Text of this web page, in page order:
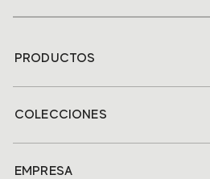
PRODUCTOS
COLECCIONES
EMPRESA